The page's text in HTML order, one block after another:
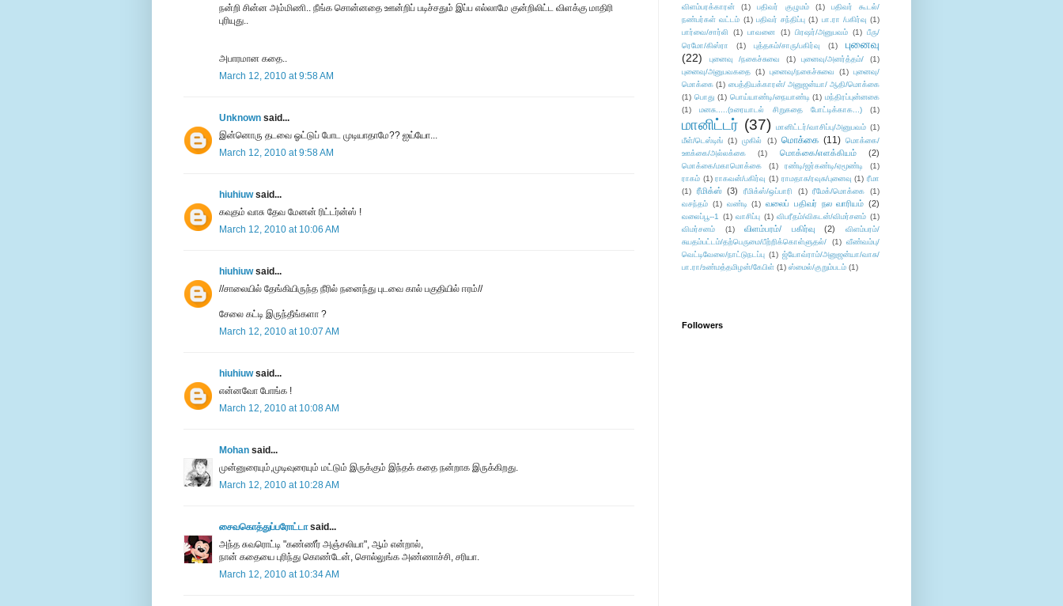
நன்றி சின்ன அம்மிணி.. நீங்க சொன்னதை ஊன்றிப் படிச்சதும் இப்ப எல்லாமே குன்றிலிட்ட விளக்கு மாதிரி
புரியுது..
அபாரமான கதை..
March 12, 2010 at 9:58 AM
Unknown said...
இன்னொரு தடவை ஓட்டுப் போட முடியாதாமே?? ஐய்யோ...
March 12, 2010 at 9:58 AM
hiuhiuwsaid...
கவுதம் வாசு தேவ மேனன் ரிட்டர்ன்ஸ் !
March 12, 2010 at 10:06 AM
hiuhiuwsaid...
//சாலையில் தேங்கியிருந்த நீரில் நனைந்து புடவை கால் பகுதியில் ஈரம்//
சேலை கட்டி இருந்தீங்களா ?
March 12, 2010 at 10:07 AM
hiuhiuwsaid...
என்னவோ போங்க !
March 12, 2010 at 10:08 AM
Mohan said...
முன்னுரையும்,முடிவுரையும் மட்டும் இருக்கும் இந்தக் கதை நன்றாக இருக்கிறது.
March 12, 2010 at 10:28 AM
சைவகொத்துப்பரோட்டாsaid...
அந்த சுவரொட்டி "கண்ணீர் அஞ்சலியா", ஆம் என்றால்,
நான் கதையை புரிந்து கொண்டேன், சொல்லுங்க அண்ணாச்சி, சரியா.
March 12, 2010 at 10:34 AM
விளம்பரக்காரன்
(1) பதிவர் குழுமம் (1)
பதிவர் கூடல்/
நண்பர்கள் வட்டம் (1) பதிவர் சந்திப்பு (1) பா.ரா /பகிர்வு (1)
பார்வை/சார்லி
(1) பாவனை (1) பிரஷர்/அனுபவம் (1) பீரு/
ரெமோ/கிஸ்ரா
(1) புத்தகம்/சாரு/பகிர்வு (1)
புனைவு
(22)
புனைவு /நகைச்சுவை (1) புனைவு/அனர்த்தம்/
(1)
புனைவு/அனுபவகதை (1) புனைவு/நகைச்சுவை (1) புனைவு/
மொக்கை (1) பைத்தியக்காரன்/ அனுஜன்யா/ ஆதி/மொக்கை
(1) பொது (1) பொய்யாண்டி/நையாண்டி (1) மந்திரப்புன்னகை
(1)
மனசு.....(உரையாடல் சிறுகதை போட்டிக்காக...) (1)
மானிட்டர் (37) மானிட்டர்/வாசிப்பு/அனுபவம் (1)
மீள்/டெஸ்டிங் (1) முகில் (1) மொக்கை (11) மொக்கை/
ஊக்கை/அல்லக்கை
(1) மொக்கை/எளக்கியம் (2)
மொக்கை/மகாமொக்கை (1) ரண்டி/ஜர்கண்டி/ஏமூண்டி
(1)
ராகம் (1) ராகவன்/பகிர்வு (1) ராமதாசு/ரவுசு/புனைவு (1) ரீமா
(1)
ரீமிக்ஸ் (3) ரீமிக்ஸ்/ஒப்பாரி (1) ரீமேக்/மொக்கை
(1)
வசந்தம் (1) வண்டி (1) வலைப் பதிவர் நல வாரியம் (2)
வலைப்பூ--1 (1) வாசிப்பு (1) விபரீதம்/விகடன்/விமர்சனம் (1)
விமர்சனம்
(1) விளம்பரம்/ பகிர்வு (2)
விளம்பரம்/
சுயதம்பட்டம்/தற்பெருமை/பீற்றிக்கொள்ளுதல்/
(1) வீண்வம்பு/
வெட்டிவேலை/நாட்டுநடப்பு (1) ஜ்யோவ்ராம்/அனுஜன்யா/வாசு/
பா.ரா/உண்மத்தமிழன்/கேபிள் (1) ஸ்மைல்/குறும்படம் (1)
Followers